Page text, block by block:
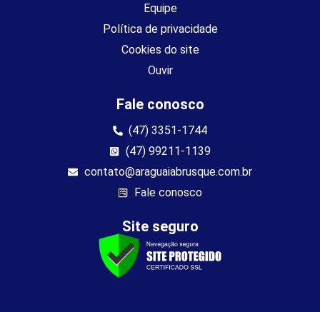
Equipe
Política de privacidade
Cookies do site
Ouvir
Fale conosco
(47) 3351-1744
(47) 99211-1139
contato@araguaiabrusque.com.br
Fale conosco
Site seguro